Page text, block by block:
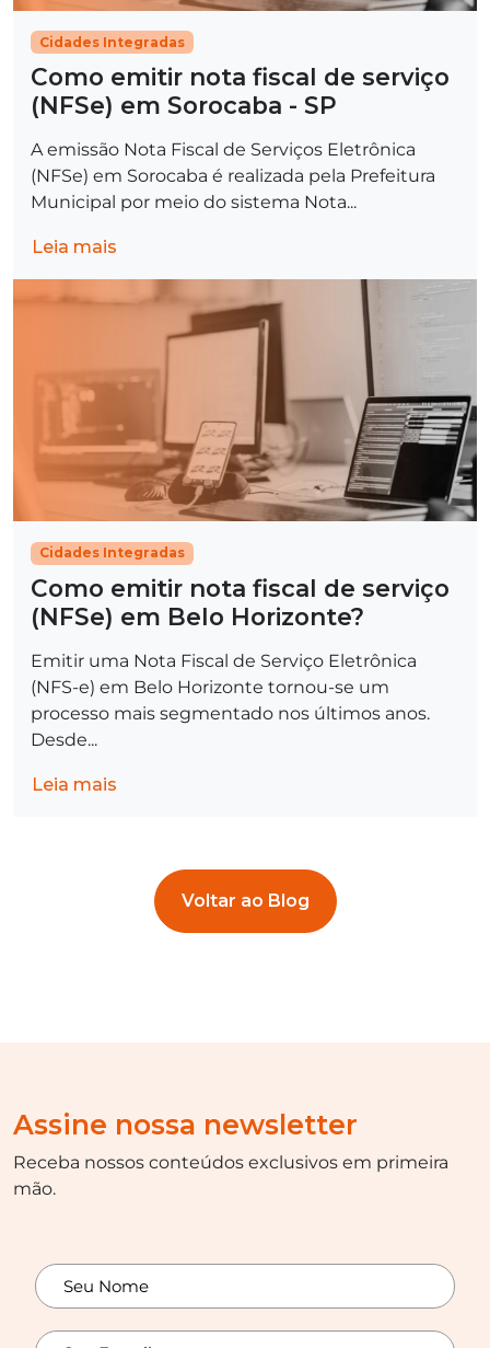
Cidades Integradas
Como emitir nota fiscal de serviço
(NFSe) em Sorocaba - SP
A emissão Nota Fiscal de Serviços Eletrônica
(NFSe) em Sorocaba é realizada pela Prefeitura
Municipal por meio do sistema Nota...
Leia mais
Cidades Integradas
Como emitir nota fiscal de serviço
(NFSe) em Belo Horizonte?
Emitir uma Nota Fiscal de Serviço Eletrônica
(NFS-e) em Belo Horizonte tornou-se um
processo mais segmentado nos últimos anos.
Desde...
Leia mais
Voltar ao Blog
Assine nossa newsletter
Receba nossos conteúdos exclusivos em primeira
mão.